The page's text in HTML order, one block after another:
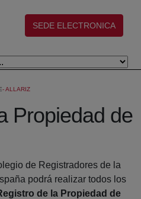
(abre en nueva ventana)
SEDE ELECTRONICA
ALLARIZ
Propiedad de
de Registradores de la
podrá realizar todos los
de la Propiedad de